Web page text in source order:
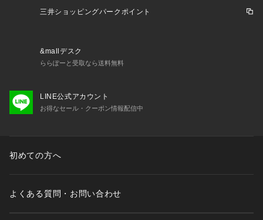
三井ショッピングパークポイント
&mallデスク
ららぽーと受取なら送料無料
LINE公式アカウント
お得なセール・クーポン情報配信中
初めての方へ
よくある質問・お問い合わせ